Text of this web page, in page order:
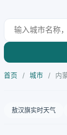
首页 / 城市 / 内
敖汉旗实时天气